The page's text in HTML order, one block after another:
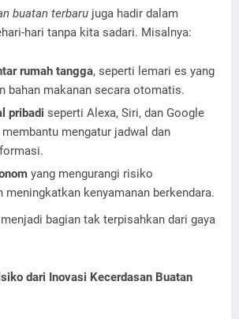
buatan terbaru juga hadir dalam
hari tanpa kita sadari. Misalnya:
rumah tangga, seperti lemari es yang
bahan makanan secara otomatis.
pribadi seperti Alexa, Siri, dan Google
mengatur jadwal dan
yang mengurangi risiko
meningkatkan kenyamanan berkendara.
bagian tak terpisahkan dari gaya
dari Inovasi Kecerdasan Buatan